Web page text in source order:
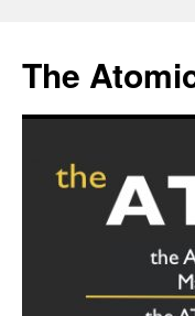
content
The